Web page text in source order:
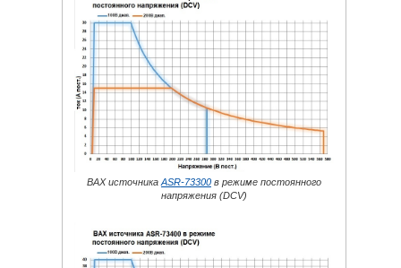
ВАХ источника ASR-73300в режиме постоянного
напряжения (DCV)